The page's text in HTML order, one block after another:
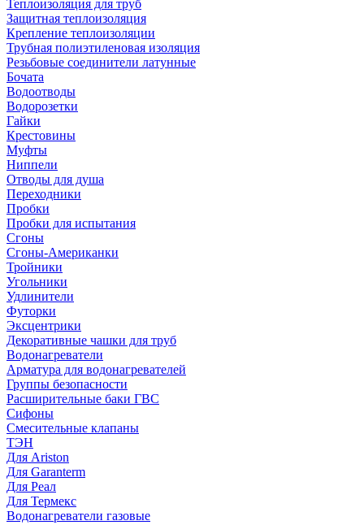
Теплоизоляция для труб
Защитная теплоизоляция
Крепление теплоизоляции
Трубная полиэтиленовая изоляция
Резьбовые соединители латунные
Бочата
Водоотводы
Водорозетки
Гайки
Крестовины
Муфты
Ниппели
Отводы для душа
Переходники
Пробки
Пробки для испытания
Сгоны
Сгоны-Американки
Тройники
Угольники
Удлинители
Футорки
Эксцентрики
Декоративные чашки для труб
Водонагреватели
Арматура для водонагревателей
Группы безопасности
Расширительные баки ГВС
Сифоны
Смесительные клапаны
ТЭН
Для Ariston
Для Garanterm
Для Реал
Для Термекс
Водонагреватели газовые